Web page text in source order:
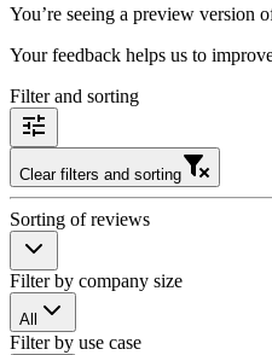
You’re seeing a preview version
Your feedback helps us to
Filter and sorting
Clear filters and sorting
Sorting of reviews
Filter by company size
All
Filter by use case